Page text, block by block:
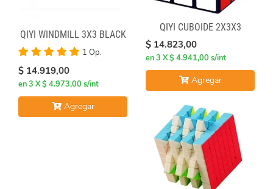
QIYI WINDMILL 3X3 BLACK
1 Op.
$ 14.919,00
en 3 X $ 4.973,00 s/int
Agregar
QIYI CUBOIDE 2X3X3
$ 14.823,00
en 3 X $ 4.941,00 s/int
Agregar